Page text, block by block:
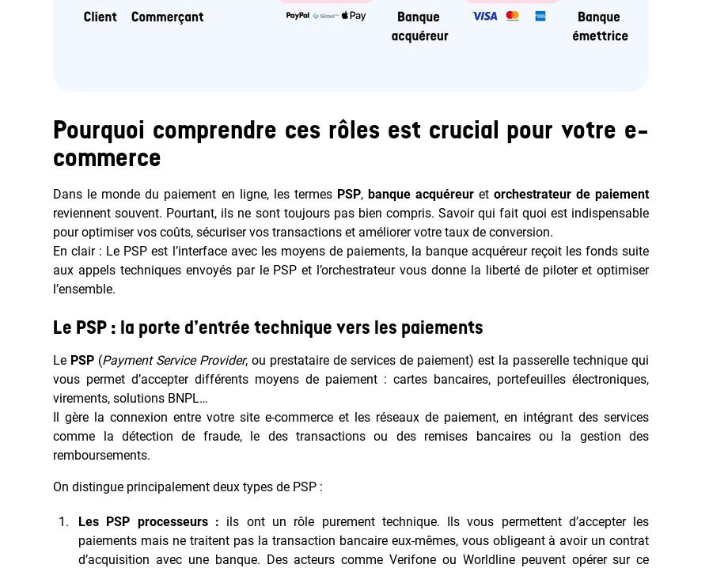
Pourquoi comprendre ces rôles est crucial pour votre e-
commerce
Dans le monde du paiement en ligne, les termes PSP, banque acquéreur etorchestrateur de paiement
reviennent souvent. Pourtant, ils ne sont toujours pas bien compris. Savoir qui fait quoi est indispensable
pour optimiser vos coûts, sécuriser vos transactions et améliorer votre taux de conversion.
En clair : Le PSP est l’interface avec les moyens de paiements, la banque acquéreur reçoit les fonds suite
aux appels techniques envoyés par le PSP et l’orchestrateur vous donne la liberté de piloter et optimiser
l’ensemble.
Le PSP : la porte d’entrée technique vers les paiements
Le PSP (Payment Service Provider, ou prestataire de services de paiement) est la passerelle technique qui
vous permet d’accepter différents moyens de paiement : cartes bancaires, portefeuilles électroniques,
virements, solutions BNPL…
Il gère la connexion entre votre site e-commerce et les réseaux de paiement, en intégrant des services
comme la détection de fraude, le des transactions ou des remises bancaires ou la gestion des
remboursements.
On distingue principalement deux types de PSP :
Les PSP processeurs : ils ont un rôle purement technique. Ils vous permettent d’accepter les
paiements mais ne traitent pas la transaction bancaire eux-mêmes, vous obligeant à avoir un contrat
d’acquisition avec une banque. Des acteurs comme Verifone ou Worldline peuvent opérer sur ce